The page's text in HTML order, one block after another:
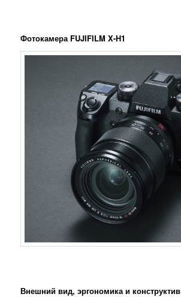
Фотокамера FUJIFILM X-H1
Внешний вид, эргономика и конструктив